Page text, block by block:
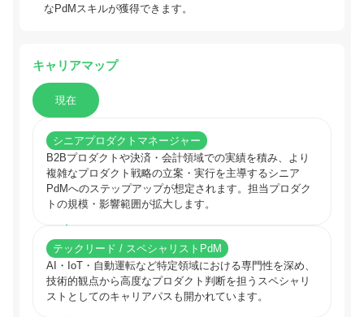
なPdMスキルが獲得できます。
キャリアマップ
現在
シニアプロダクトマネージャー
B2Bプロダクトや決済・会計領域での実績を積み、より
複雑なプロダクト戦略の立案・実行を主導するシニア
PdMへのステップアップが想定されます。担当プロダク
トの規模・影響範囲が拡大します。
テックリード / スペシャリストPdM
AI・IoT・自動運転など特定領域における専門性を深め、
技術的観点から高度なプロダクト判断を担うスペシャリ
ストとしてのキャリアパスも開かれています。